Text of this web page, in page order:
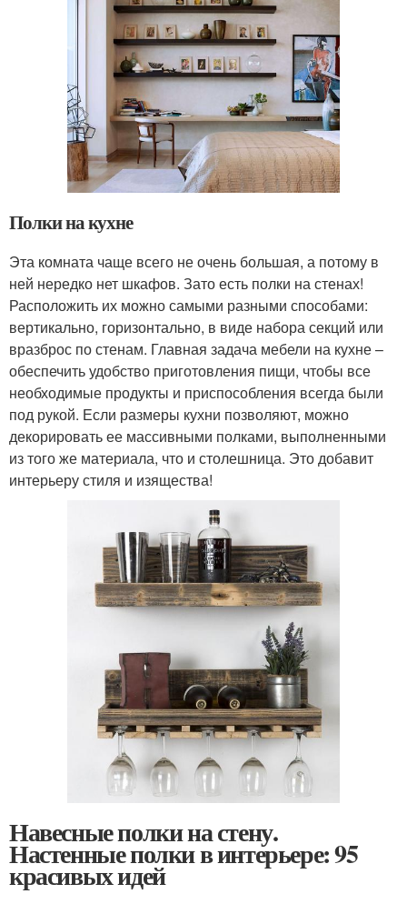
Полки на кухне
Эта комната чаще всего не очень большая, а потому в
ней нередко нет шкафов. Зато есть полки на стенах!
Расположить их можно самыми разными способами:
вертикально, горизонтально, в виде набора секций или
вразброс по стенам. Главная задача мебели на кухне –
обеспечить удобство приготовления пищи, чтобы все
необходимые продукты и приспособления всегда были
под рукой. Если размеры кухни позволяют, можно
декорировать ее массивными полками, выполненными
из того же материала, что и столешница. Это добавит
интерьеру стиля и изящества!
Навесные полки на стену.
Настенные полки в интерьере: 95
красивых идей